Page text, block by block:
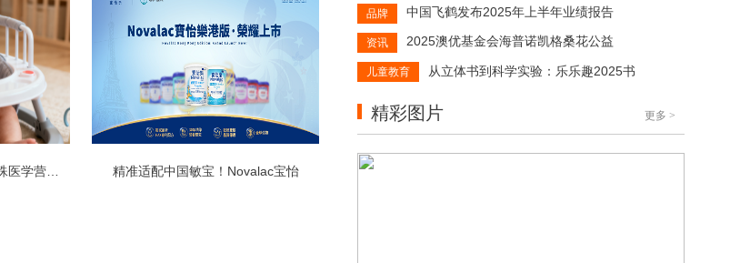
精准适配中国敏宝！Novalac宝怡
家庭描绘出一套兼具温度与力量的品
后，是两个...
品牌 中国飞鹤发布2025年上半年业绩报告
资讯 2025澳优基金会海普诺凯格桑花公益
儿童教育 从立体书到科学实验：乐乐趣2025书
精彩图片 更多 >